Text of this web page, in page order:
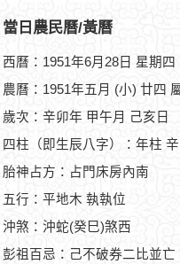
當日農民曆/黃曆
西曆：1951年6月28日 星期四
農曆：1951年五月 (小) 廿四
歲次：辛卯年 甲午月 己亥日
四柱（即生辰八字）：年柱
胎神占方：占門床房內南
五行：平地木 執執位
沖煞：沖蛇(癸巳)煞西
彭祖百忌：己不破券二比並